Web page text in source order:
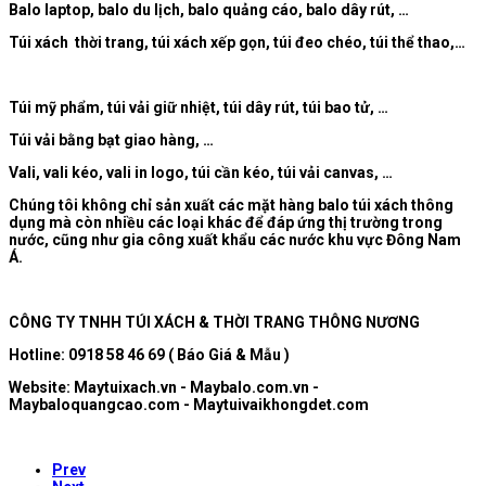
Balo laptop, balo du lịch, balo quảng cáo, balo dây rút, …
Túi xách thời trang, túi xách xếp gọn, túi đeo chéo, túi thể thao,…
Túi mỹ phẩm, túi vải giữ nhiệt, túi dây rút, túi bao tử, …
Túi vải bằng bạt giao hàng, …
Vali, vali kéo, vali in logo, túi cần kéo, túi vải canvas, …
Chúng tôi không chỉ sản xuất các mặt hàng balo túi xách thông
dụng mà còn nhiều các loại khác để đáp ứng thị trường trong
nước, cũng như gia công xuất khẩu các nước khu vực Đông Nam
Á.
CÔNG TY TNHH TÚI XÁCH & THỜI TRANG THÔNG NƯƠNG
Hotline: 0918 58 46 69 ( Báo Giá & Mẫu )
Website: Maytuixach.vn - Maybalo.com.vn -
Maybaloquangcao.com - Maytuivaikhongdet.com
Prev